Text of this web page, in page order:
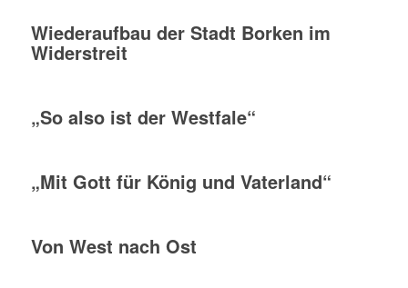
Wiederaufbau der Stadt Borken im
Widerstreit
„So also ist der Westfale“
„Mit Gott für König und Vaterland“
Von West nach Ost